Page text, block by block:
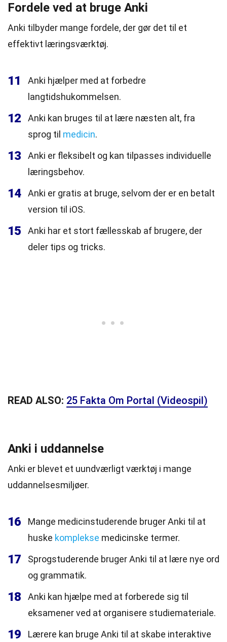
Fordele ved at bruge Anki
Anki tilbyder mange fordele, der gør det til et
effektivt læringsværktøj.
11
Anki hjælper med at forbedre
langtidshukommelsen.
12
Anki kan bruges til at lære næsten alt, fra
sprog til medicin.
13
Anki er fleksibelt og kan tilpasses individuelle
læringsbehov.
14
Anki er gratis at bruge, selvom der er en betalt
version til iOS.
15
Anki har et stort fællesskab af brugere, der
deler tips og tricks.
READ ALSO: 25 Fakta Om Portal (Videospil)
Anki i uddannelse
Anki er blevet et uundværligt værktøj i mange
uddannelsesmiljøer.
16
Mange medicinstuderende bruger Anki til at
huske komplekse medicinske termer.
17
Sprogstuderende bruger Anki til at lære nye ord
og grammatik.
18
Anki kan hjælpe med at forberede sig til
eksamener ved at organisere studiemateriale.
19
Lærere kan bruge Anki til at skabe interaktive